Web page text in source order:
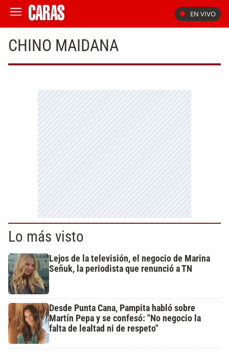
EN VIVO
CHINO MAIDANA
Lo más visto
Lejos de la televisión, el negocio de Marina
Señuk, la periodista que renunció a TN
Desde Punta Cana, Pampita habló sobre
Martín Pepa y se confesó: "No negocio la
falta de lealtad ni de respeto"